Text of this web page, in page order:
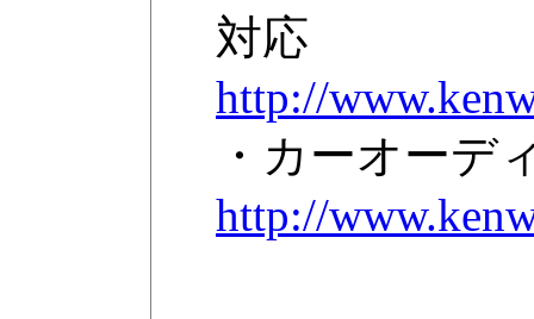
対応
http://
・カーオーデ
http://